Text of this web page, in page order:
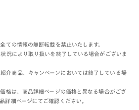
ての情報の無断転載を禁止いたします。
況により取り扱いを終了している場合がございま
介商品、キャンペーンにおいては終了している場
格は、商品詳細ページの価格と異なる場合がござ
詳細ページにてご確認ください。